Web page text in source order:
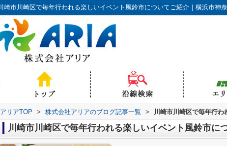
アリアTOP > 株式会社アリアのブログ記事一覧 > 川崎市川崎区で毎年行
川崎市川崎区で毎年行われる楽しいイベント風鈴市に